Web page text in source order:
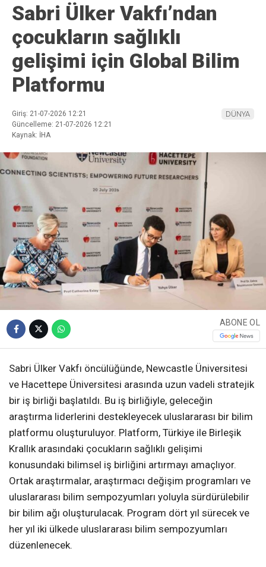
Sabri Ülker Vakfı’ndan
çocukların sağlıklı
gelişimi için Global Bilim
Platformu
Giriş: 21-07-2026 12:21
Güncelleme: 21-07-2026 12:21
Kaynak: İHA
DÜNYA
ABONE OL
Sabri Ülker Vakfı öncülüğünde, Newcastle Üniversitesi
ve Hacettepe Üniversitesi arasında uzun vadeli stratejik
bir iş birliği başlatıldı. Bu iş birliğiyle, geleceğin
araştırma liderlerini destekleyecek uluslararası bir bilim
platformu oluşturuluyor. Platform, Türkiye ile Birleşik
Krallık arasındaki çocukların sağlıklı gelişimi
konusundaki bilimsel iş birliğini artırmayı amaçlıyor.
Ortak araştırmalar, araştırmacı değişim programları ve
uluslararası bilim sempozyumları yoluyla sürdürülebilir
bir bilim ağı oluşturulacak. Program dört yıl sürecek ve
her yıl iki ülkede uluslararası bilim sempozyumları
düzenlenecek.